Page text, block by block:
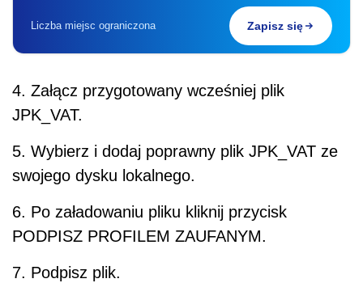
Liczba miejsc ograniczona Zapisz się
4. Załącz przygotowany wcześniej plik
JPK_VAT.
5. Wybierz i dodaj poprawny plik JPK_VAT ze
swojego dysku lokalnego.
6. Po załadowaniu pliku kliknij przycisk
PODPISZ PROFILEM ZAUFANYM.
7. Podpisz plik.